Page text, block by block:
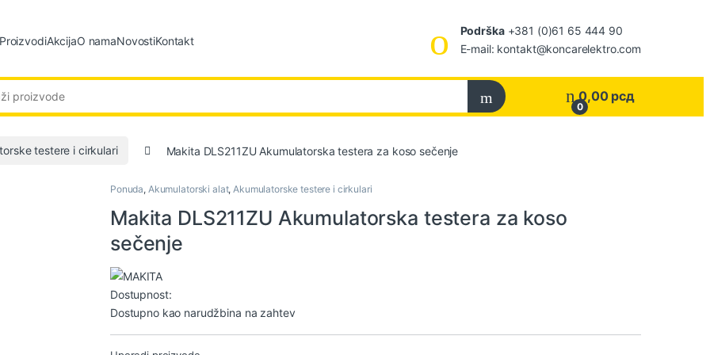
ProizvodiAkcijaO namaNovostiKontakt
Podrška+381 (0)61 65 444 90
E-mail: kontakt@koncarelektro.com
0
0,00 рсд
testere i cirkulari Makita DLS211ZU Akumulatorska testera za koso sečenje
Ponuda, Akumulatorski alat, Akumulatorske testere i cirkulari
Makita DLS211ZU Akumulatorska testera za koso
sečenje
Dostupnost:
Dostupno kao narudžbina na zahtev